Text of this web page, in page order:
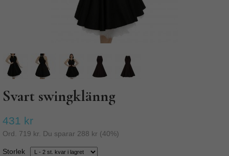
Svart swingklänng
431 kr
Ord. 719 kr . Du sparar 288 kr (40%)
Storlek